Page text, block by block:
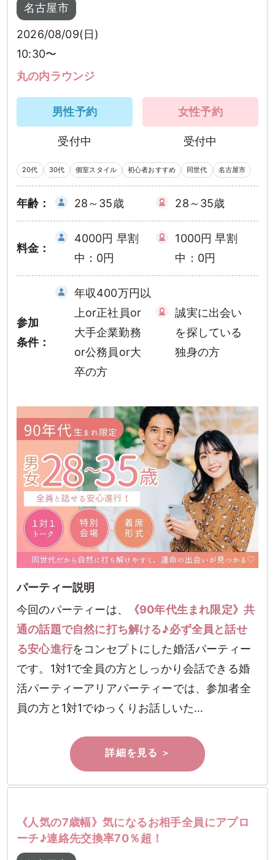
名古屋市
2026/08/09(日)
10:30〜
丸の内ラウンジ
男性予約
受付中
女性予約
受付中
20代 30代 個室スタイル 初心者おすすめ 同世代 名古屋市
年齢： 28～35歳 28～35歳
料金：
4000円 早割
中：0円
1000円 早割
中：0円
参加
条件：
年収400万円以
上or正社員or
大手企業勤務
or公務員or大
卒の方
誠実に出会い
を探している
独身の方
パーティー説明
今回のパーティーは、
《90年代生まれ限定》共
通の話題で自然に打ち解ける♪必ず全員と話せ
る安心進行をコンセプトにした婚活パーティー
です。1対1で全員の方としっかり会話できる婚
活パーティーアリアパーティーでは、参加者全
員の方と1対1でゆっくりお話しいた…
《人気の7歳幅》気になるお相手全員にアプロ
ーチ♪連絡先交換率70％超！